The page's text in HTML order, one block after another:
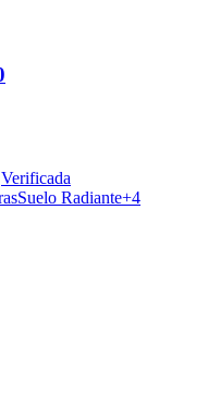
Verificada
Suelo Radiante+4